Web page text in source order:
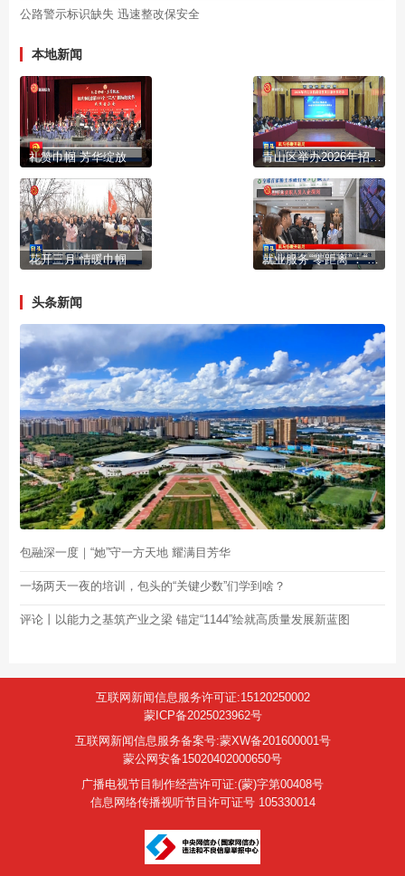
公路警示标识缺失 迅速整改保安全
本地新闻
礼赞巾帼 芳华绽放 青山区举办2026年招商引资项目集中推进会
花开三月 情暖巾帼 就业服务“零距离”：“送工入企”让求职者直达生产一线
头条新闻
包融深一度｜“她”守一方天地 耀满目芳华
一场两天一夜的培训，包头的“关键少数”们学到啥？
评论丨以能力之基筑产业之梁 锚定“1144”绘就高质量发展新蓝图
互联网新闻信息服务许可证:15120250002
蒙ICP备2025023962号
互联网新闻信息服务备案号:蒙XW备201600001号
蒙公网安备15020402000650号
广播电视节目制作经营许可证:(蒙)字第00408号
信息网络传播视听节目许可证号 105330014